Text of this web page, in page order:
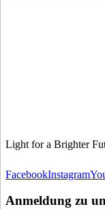
Light for a Brighter
FacebookInstagram
Anmeldung zu